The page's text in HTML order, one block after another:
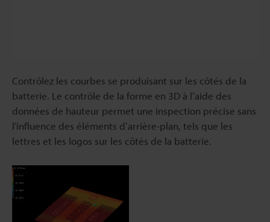
Contrôlez les courbes se produisant sur les côtés de la
batterie. Le contrôle de la forme en 3D à l’aide des
données de hauteur permet une inspection précise sans
l’influence des éléments d’arrière-plan, tels que les
lettres et les logos sur les côtés de la batterie.